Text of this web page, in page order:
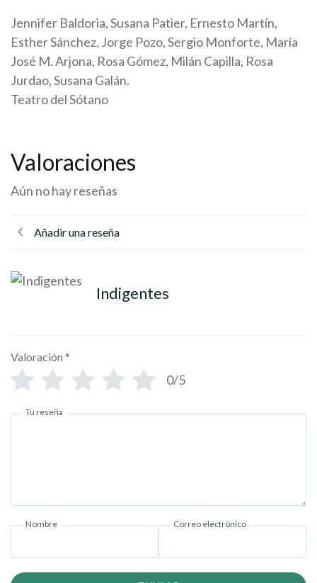
Jennifer Baldoria, Susana Patier, Ernesto Martín,
Esther Sánchez, Jorge Pozo, Sergio Monforte, María
José M. Arjona, Rosa Gómez, Milán Capilla, Rosa
Jurdao, Susana Galán.
Teatro del Sótano
Valoraciones
Aún no hay reseñas
Añadir una reseña
Indigentes
Valoración *
0/5
Tu reseña
Nombre Correo electrónico